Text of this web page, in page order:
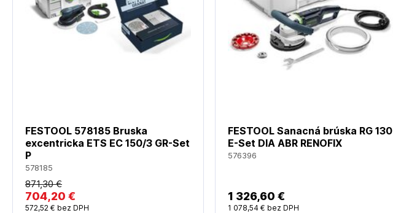
FESTOOL 578185 Bruska
excentricka ETS EC 150/3 GR-Set
P
578185
871,30 €
704,20 €
572,52 € bez DPH
FESTOOL Sanacná brúska RG 130
E-Set DIA ABR RENOFIX
576396
1 326,60 €
1 078,54 € bez DPH